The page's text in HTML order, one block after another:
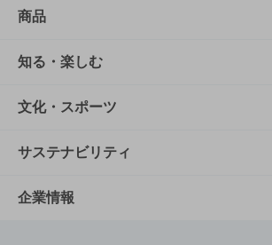
商品
商品TOP
商品一覧
商品発売情報
栄養成分一覧
知る・楽しむ
知る・楽しむTOP
キャンペーン
工場見学
文化・スポーツ
文化・スポーツTOP
サントリーホール
サステナビリティ
サステナビリティTOP
企業情報